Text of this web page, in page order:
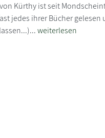
Kürthy ist seit
jedes ihrer Bücher
weiterlesen